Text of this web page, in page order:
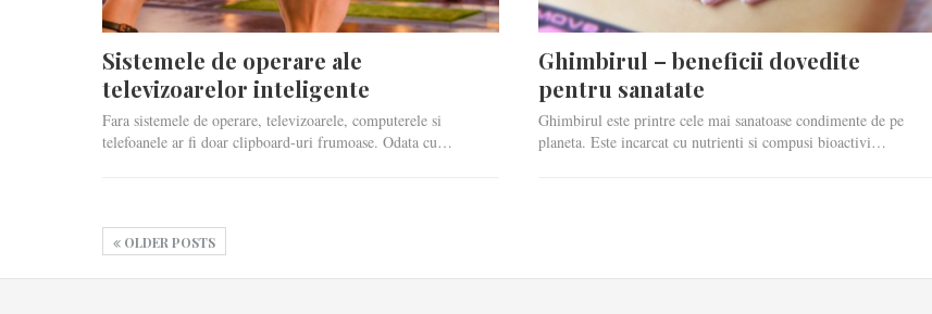
Sistemele de operare ale
televizoarelor inteligente
Fara sistemele de operare, televizoarele, computerele si
telefoanele ar fi doar clipboard-uri frumoase. Odata cu…
Ghimbirul – beneficii dovedite
pentru sanatate
Ghimbirul este printre cele mai sanatoase condimente de pe
planeta. Este incarcat cu nutrienti si compusi bioactivi…
OLDER POSTS